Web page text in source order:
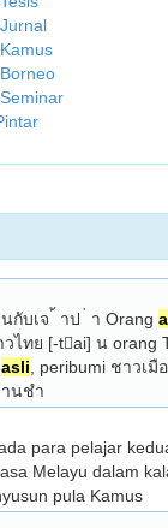
กับเจ ้ าป ่ า Orang
ไทย [-tai] น
asli , peribumi ชาวเ
านชำ
para pelajar
Melayu dalam
pula Kamus